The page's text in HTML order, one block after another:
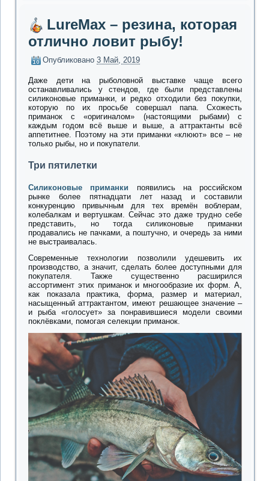
LureMax – резина, которая
отлично ловит рыбу!
Опубликовано 3 Май, 2019
Даже дети на рыболовной выставке чаще всего
останавливались у стендов, где были представлены
силиконовые приманки, и редко отходили без покупки,
которую по их просьбе совершал папа. Схожесть
приманок с «оригиналом» (настоящими рыбами) с
каждым годом всё выше и выше, а аттрактанты всё
аппетитнее. Поэтому на эти приманки «клюют» все – не
только рыбы, но и покупатели.
Три пятилетки
Силиконовые приманки
появились на российском
рынке более пятнадцати лет назад и составили
конкуренцию привычным для тех времён воблерам,
колебалкам и вертушкам. Сейчас это даже трудно себе
представить, но тогда силиконовые приманки
продавались не пачками, а поштучно, и очередь за ними
не выстраивалась.
Современные технологии позволили удешевить их
производство, а значит, сделать более доступными для
покупателя. Также существенно расширился
ассортимент этих приманок и многообразие их форм. А,
как показала практика, форма, размер и материал,
насыщенный аттрактантом, имеют решающее значение –
и рыба «голосует» за понравившиеся модели своими
поклёвками, помогая селекции приманок.